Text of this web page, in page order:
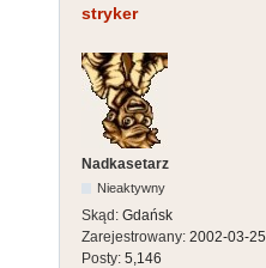
stryker
Nadkasetarz
Nieaktywny
Skąd: Gdańsk
Zarejestrowany: 2002-03-25
Posty: 5,146